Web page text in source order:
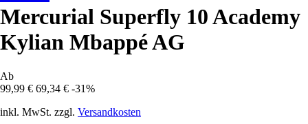
Mercurial Superfly 10 Academy
Kylian Mbappé AG
Ab
99,99 € 69,34 € -31%
inkl. MwSt. zzgl. Versandkosten